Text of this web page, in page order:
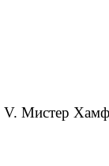
V. Мистер